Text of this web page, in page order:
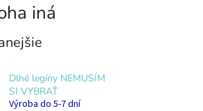
iná
Dlhé legíny NEMUSÍM
SI VYBRAŤ
Výroba do 5-7 dní